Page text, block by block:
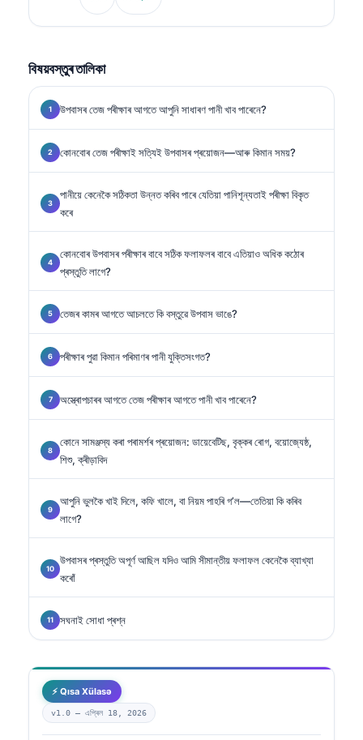
বিষয়বস্তুৰ তালিকা
উপবাসৰ তেজ পৰীক্ষাৰ আগতে আপুনি সাধাৰণ পানী খাব পাৰেনে?
কোনবোৰ তেজ পৰীক্ষাই সত্যিই উপবাসৰ প্ৰয়োজন—আৰু কিমান সময়?
পানীয়ে কেনেকৈ সঠিকতা উন্নত কৰিব পাৰে যেতিয়া পানিশূন্যতাই পৰীক্ষা বিকৃত
কৰে
কোনবোৰ উপবাসৰ পৰীক্ষাৰ বাবে সঠিক ফলাফলৰ বাবে এতিয়াও অধিক কঠোৰ
প্ৰস্তুতি লাগে?
তেজৰ কামৰ আগতে আচলতে কি বস্তুৱে উপবাস ভাঙে?
পৰীক্ষাৰ পুৱা কিমান পৰিমাণৰ পানী যুক্তিসংগত?
অস্ত্ৰোপচাৰৰ আগতে তেজ পৰীক্ষাৰ আগতে পানী খাব পাৰেনে?
কোনে সামঞ্জস্য কৰা পৰামৰ্শৰ প্ৰয়োজন: ডায়েবেটিছ, বৃক্কৰ ৰোগ, বয়োজ্যেষ্ঠ,
শিশু, ক্ৰীড়াবিদ
আপুনি ভুলকৈ খাই দিলে, কফি খালে, বা নিয়ম পাহৰি গ’ল—তেতিয়া কি কৰিব
লাগে?
উপবাসৰ প্ৰস্তুতি অপূৰ্ণ আছিল যদিও আমি সীমান্তীয় ফলাফল কেনেকৈ ব্যাখ্যা
কৰোঁ
সঘনাই সোধা প্ৰশ্ন
⚡ Qısa Xülasə
v1.0 — এপ্ৰিল 18, 2026